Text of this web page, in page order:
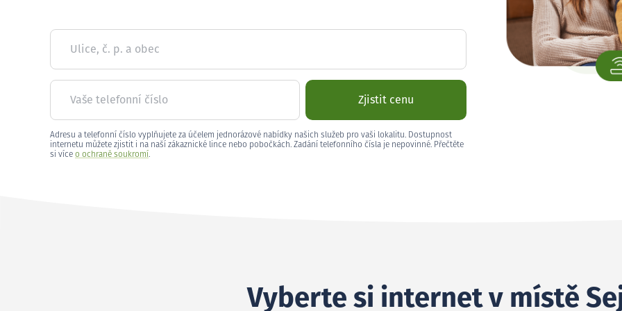
Ulice, č. p. a obec
Vaše telefonní číslo Zjistit cenu
Adresu a telefonní číslo vyplňujete za účelem jednorázové nabídky našich služeb pro vaši lokalitu. Dostupnost
internetu můžete zjistit i na naší zákaznické lince nebo pobočkách. Zadání telefonního čísla je nepovinné. Přečtěte
si více o ochraně soukromí.
Vyberte si internet v místě